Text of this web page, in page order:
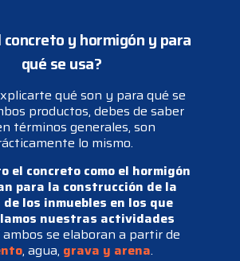
concreto y hormigón y para
qué se usa?
qué son y para qué se
productos, debes de saber
términos generales, son
lo mismo.
el concreto como el hormigón
para la construcción de la
los inmuebles en los que
nuestras actividades
ambos se elaboran a partir de
, agua, grava y arena.